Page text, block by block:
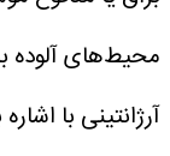
محیط‌های آلوده
آرژانتینی با